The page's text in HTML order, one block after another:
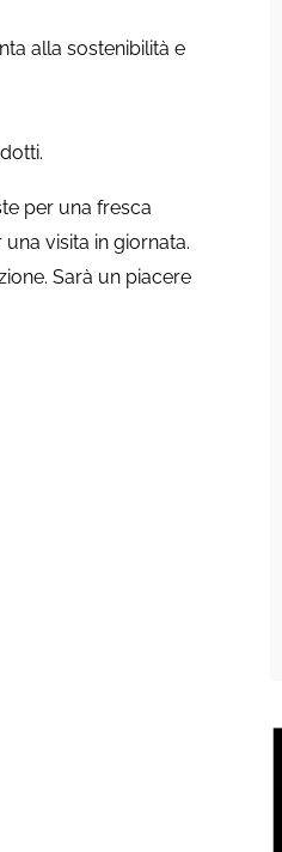
alla sostenibilità e
per una fresca
visita in giornata.
Sarà un piacere